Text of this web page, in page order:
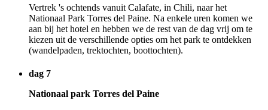
Vertrek 's ochtends vanuit Calafate, in Chili, naar het
Nationaal Park Torres del Paine. Na enkele uren komen we
aan bij het hotel en hebben we de rest van de dag vrij om te
kiezen uit de verschillende opties om het park te ontdekken
(wandelpaden, trektochten, boottochten).
dag 7
Nationaal park Torres del Paine